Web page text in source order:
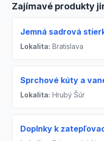
Zajímavé produkty
Jemná sadrová
Lokalita: Bratislava
Sprchové kúty a
Lokalita: Hrubý Šúr
Doplnky k